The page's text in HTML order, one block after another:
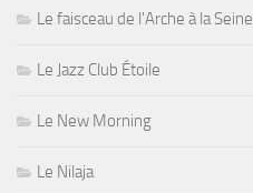
Le faisceau de l'Arche à la Seine
Le Jazz Club Étoile
Le New Morning
Le Nilaja